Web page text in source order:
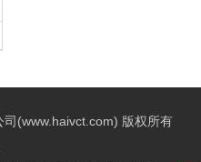
(www.haivct.com) 版权所有